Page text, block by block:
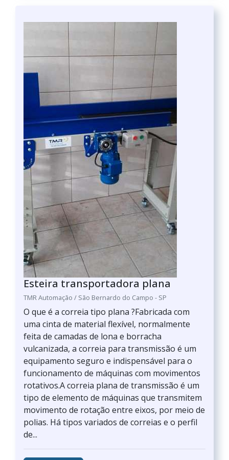
Esteira transportadora plana
TMR Automação / São Bernardo do Campo - SP
O que é a correia tipo plana ?Fabricada com
uma cinta de material flexível, normalmente
feita de camadas de lona e borracha
vulcanizada, a correia para transmissão é um
equipamento seguro e indispensável para o
funcionamento de máquinas com movimentos
rotativos.A correia plana de transmissão é um
tipo de elemento de máquinas que transmitem
movimento de rotação entre eixos, por meio de
polias. Há tipos variados de correias e o perfil
de...